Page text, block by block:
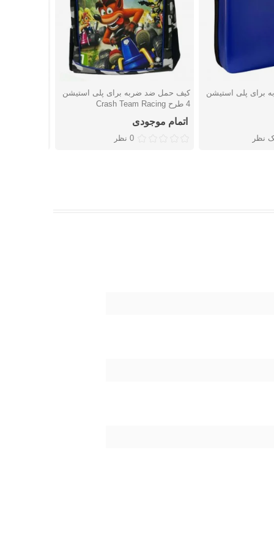
برای پلی استیشن
نظر
دوست داشتن
کیف حمل ضد ضربه برای پلی استیشن
4 طرح Crash Team Racing
اتمام موجودی
0 نظر